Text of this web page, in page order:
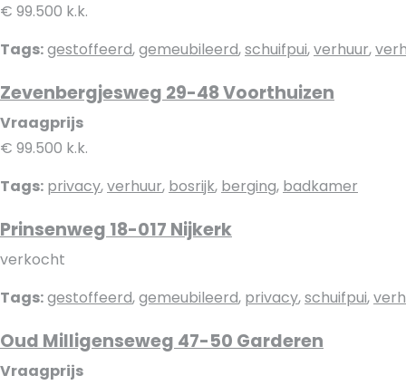
€ 99.500 k.k.
Tags:gestoffeerd,gemeubileerd,schuifpui,verhuur,
Zevenbergjesweg 29-48 Voorthuizen
Vraagprijs
€ 99.500 k.k.
Tags: privacy,verhuur, bosrijk, berging, badkamer
Prinsenweg 18-017 Nijkerk
verkocht
Tags:gestoffeerd,gemeubileerd, privacy,schuifpui,
Oud Milligenseweg 47-50 Garderen
Vraagprijs